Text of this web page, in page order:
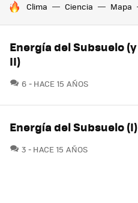
HOY SE HABLA DE
Clima Ciencia Mapa
Energía del Subsuelo (y
II)
6 COMENTARIOS
HACE 15 AÑOS
Energía del Subsuelo (I)
3 COMENTARIOS
HACE 15 AÑOS